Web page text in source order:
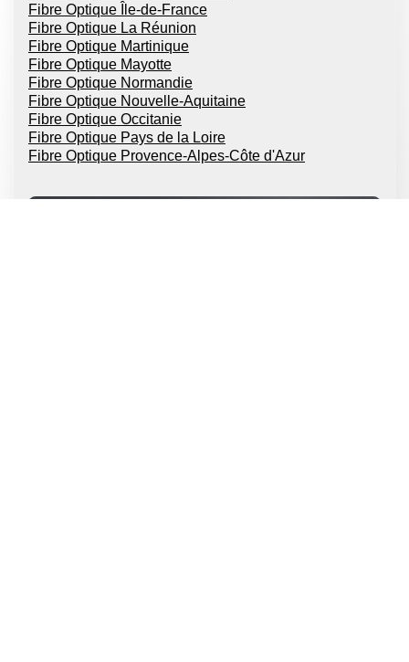
Fibre Optique Île-de-France
Fibre Optique La Réunion
Fibre Optique Martinique
Fibre Optique Mayotte
Fibre Optique Normandie
Fibre Optique Nouvelle-Aquitaine
Fibre Optique Occitanie
Fibre Optique Pays de la Loire
Fibre Optique Provence-Alpes-Côte d'Azur